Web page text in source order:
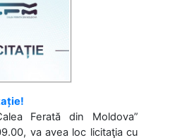
Ferată din Moldova”
va avea loc licitaţia cu